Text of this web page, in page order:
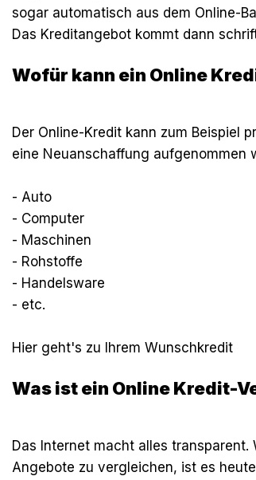
sogar automatisch aus dem Online-
Das Kreditangebot kommt dann
Wofür kann ein Online
Der Online-Kredit kann zum Beispiel
eine Neuanschaffung aufgenommen
- Auto
- Computer
- Maschinen
- Rohstoffe
- Handelsware
- etc.
Hier geht's zu Ihrem Wunschkredit
Was ist ein Online Kredit-
Das Internet macht alles
Angebote zu vergleichen, ist es